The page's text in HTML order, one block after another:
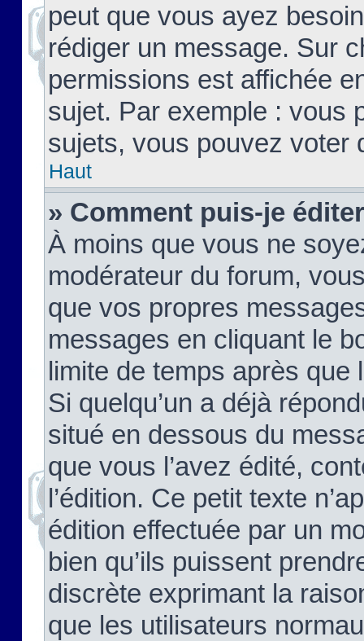
peut que vous ayez
rédiger un message. Sur
permissions est affichée
sujet. Par exemple : vous
sujets, vous pouvez voter
Haut
» Comment puis-je
À moins que vous ne
modérateur du forum,
que vos propres
messages en cliquant le
limite de temps après que
Si quelqu’un a déjà
situé en dessous du
que vous l’avez édité,
l’édition. Ce petit texte
édition effectuée par un
bien qu’ils puissent
discrète exprimant la
que les utilisateurs